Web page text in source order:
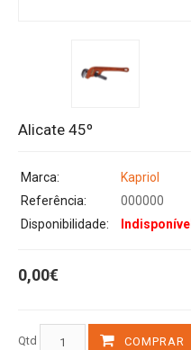
Alicate 45º
Marca:
Kapriol
Referência:
000000
Disponibilidade:
Indisponível
0,00€
Qtd COMPRAR